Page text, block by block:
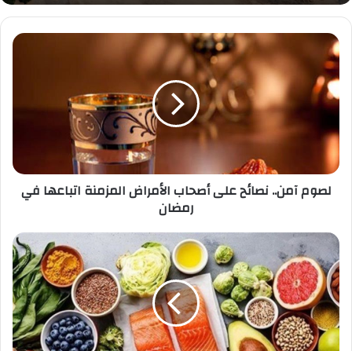
لصوم
آمن..
نصائح
على
أصحاب
الأمراض
المزمنة
اتباعها
في
رمضان
لصوم آمن.. نصائح على أصحاب الأمراض المزمنة اتباعها في
رمضان
تعرف
على
أفضل
طعام
في
مواجهة
حرارة